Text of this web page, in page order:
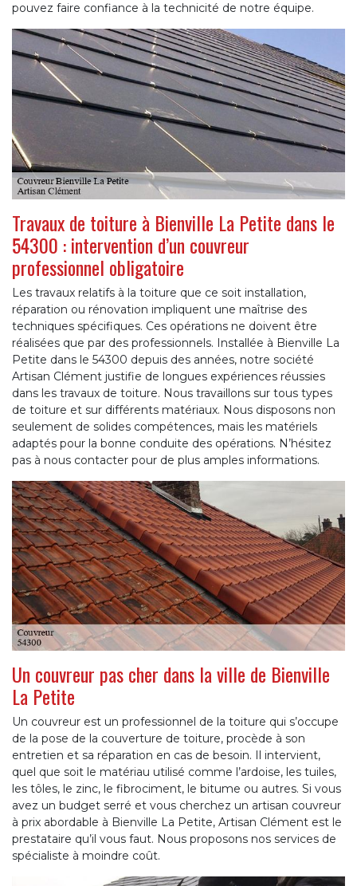
pouvez faire confiance à la technicité de notre équipe.
Travaux de toiture à Bienville La Petite dans le
54300 : intervention d’un couvreur
professionnel obligatoire
Les travaux relatifs à la toiture que ce soit installation,
réparation ou rénovation impliquent une maîtrise des
techniques spécifiques. Ces opérations ne doivent être
réalisées que par des professionnels. Installée à Bienville La
Petite dans le 54300 depuis des années, notre société
Artisan Clément justifie de longues expériences réussies
dans les travaux de toiture. Nous travaillons sur tous types
de toiture et sur différents matériaux. Nous disposons non
seulement de solides compétences, mais les matériels
adaptés pour la bonne conduite des opérations. N’hésitez
pas à nous contacter pour de plus amples informations.
Un couvreur pas cher dans la ville de Bienville
La Petite
Un couvreur est un professionnel de la toiture qui s’occupe
de la pose de la couverture de toiture, procède à son
entretien et sa réparation en cas de besoin. Il intervient,
quel que soit le matériau utilisé comme l’ardoise, les tuiles,
les tôles, le zinc, le fibrociment, le bitume ou autres. Si vous
avez un budget serré et vous cherchez un artisan couvreur
à prix abordable à Bienville La Petite, Artisan Clément est le
prestataire qu’il vous faut. Nous proposons nos services de
spécialiste à moindre coût.